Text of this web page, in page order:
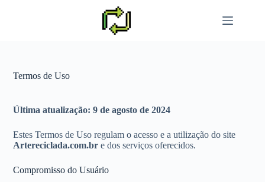
Termos de Uso
Última atualização: 9 de agosto de 2024
Estes Termos de Uso regulam o acesso e a utilização do site
Artereciclada.com.br e dos serviços oferecidos.
Compromisso do Usuário